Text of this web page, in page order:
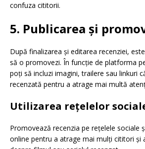
confuza cititorii.
5. Publicarea și
După finalizarea și editarea recenziei,
să o promovezi. În funcție de platforma
poți să incluzi imagini, trailere sau linkuri
recenzată pentru a atrage mai multă
Utilizarea rețelelor
Promovează recenzia pe rețelele sociale
online pentru a atrage mai mulți cititori și